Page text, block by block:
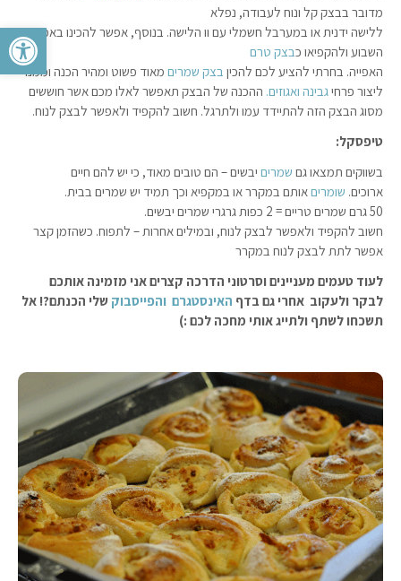
פתח
מדובר בבצק קל ונוח לעבודה, נפלא
ללישה ידנית או במערבל חשמלי עם וו הלישה. בנוסף, אפשר להכינו באמצע
השבוע ולהקפיאו כבצק טרם
האפייה. בחרתי להציע לכם להכין בצק שמרים מאוד פשוט ומהיר הכנה וממנו
ליצור פרחיגבינה ואגוזים. ההכנה של הבצק תאפשר לאלו מכם אשר חוששים
מסוג הבצק הזה להתיידד עמו ולתרגל. חשוב להקפיד ולאפשר לבצק לנוח.
טיפסקל:
בשווקים תמצאו גם שמרים יבשים – הם טובים מאוד, כי יש להם חיים
ארוכים. שומריםאותם במקרר או במקפיא וכך תמיד יש שמרים בבית.
50 גרם שמרים טריים = 2 כפות גרגרי שמרים יבשים.
חשוב להקפיד ולאפשר לבצק לנוח, ובמילים אחרות – לתפוח. כשהזמן קצר
אפשר לתת לבצק לנוח במקרר
לעוד טעמים מעניינים וסרטוני הדרכה קצרים אני מזמינה אותכם
לבקר ולעקוב אחרי גם בדף האינסטגרם והפייסבוק שלי הכנתם?! אל
תשכחו לשתף ולתייג אותי מחכה לכם :)